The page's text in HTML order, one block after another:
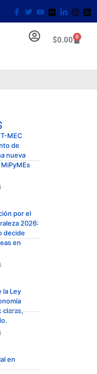
$0.00 0
MEC
de
nueva
por el
2026:
decide
en
la Ley
claras,
en